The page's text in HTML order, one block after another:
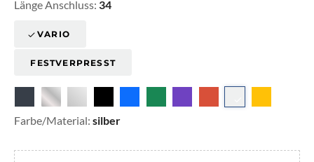
Länge Anschluss: 34
VARIO
FESTVERPRESST
Farbe/Material: silber